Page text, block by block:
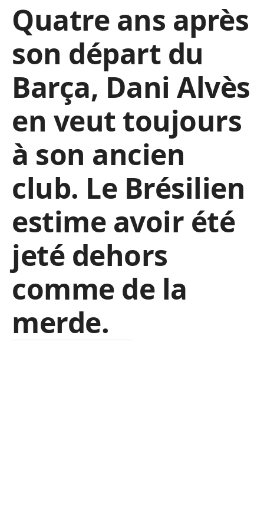
Quatre ans après
son départ du
Barça, Dani Alvès
en veut toujours
à son ancien
club. Le Brésilien
estime avoir été
jeté dehors
comme de la
merde.